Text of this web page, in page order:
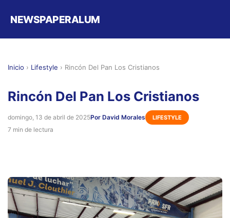
NEWSPAPERALUM
Inicio › Lifestyle › Rincón Del Pan Los Cristianos
Rincón Del Pan Los Cristianos
domingo, 13 de abril de 2025Por David Morales LIFESTYLE
7 min de lectura